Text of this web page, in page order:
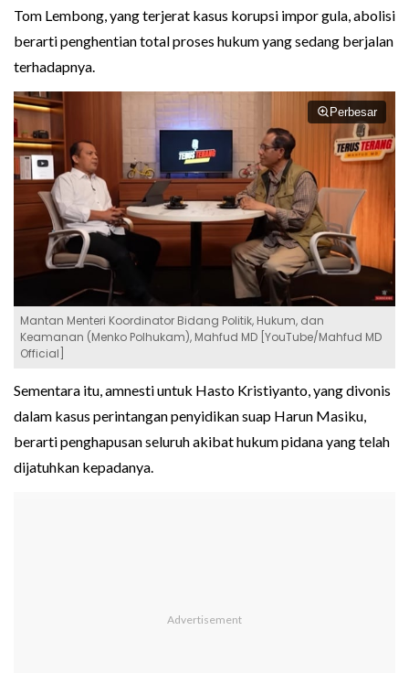
Tom Lembong, yang terjerat kasus korupsi impor gula, abolisi
berarti penghentian total proses hukum yang sedang berjalan
terhadapnya.
Perbesar
Mantan Menteri Koordinator Bidang Politik, Hukum, dan
Keamanan (Menko Polhukam), Mahfud MD [YouTube/Mahfud MD
Official]
Sementara itu, amnesti untuk Hasto Kristiyanto, yang divonis
dalam kasus perintangan penyidikan suap Harun Masiku,
berarti penghapusan seluruh akibat hukum pidana yang telah
dijatuhkan kepadanya.